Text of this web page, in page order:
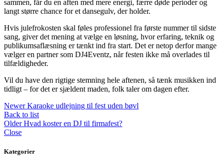
sammen, får du en aften med mere energi, færre døde perioder og
langt større chance for et dansegulv, der holder.
Hvis julefrokosten skal føles professionel fra første nummer til sidste
sang, giver det mening at vælge en løsning, hvor erfaring, teknik og
publikumsaflæsning er tænkt ind fra start. Det er netop derfor mange
vælger en partner som DJ4Eventz, når festen ikke må overlades til
tilfældigheder.
Vil du have den rigtige stemning hele aftenen, så tænk musikken ind
tidligt – for det er sjældent maden, folk taler om dagen efter.
Newer Karaoke udlejning til fest uden bøvl
Back to list
Older Hvad koster en DJ til firmafest?
Close
Kategorier